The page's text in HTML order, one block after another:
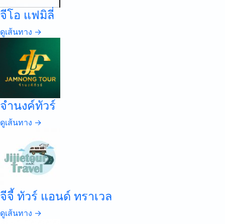
จีโอ แฟมิลี่
ดูเส้นทาง →
จำนงค์ทัวร์
ดูเส้นทาง →
จีจี้ ทัวร์ แอนด์ ทราเวล
ดูเส้นทาง →